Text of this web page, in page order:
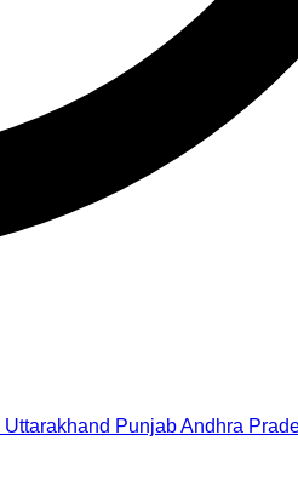
Uttarakhand PunjabAndhra